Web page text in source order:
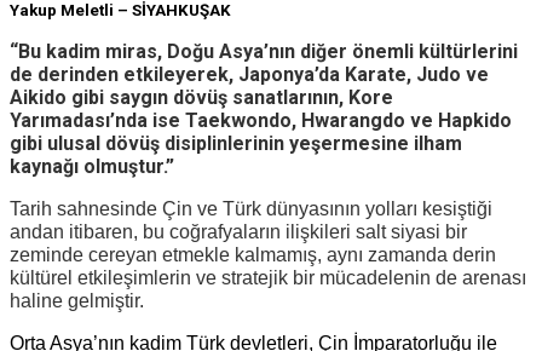
Yakup Meletli – SİYAHKUŞAK
“Bu kadim miras, Doğu Asya’nın diğer önemli kültürlerini
de derinden etkileyerek, Japonya’da Karate, Judo ve
Aikido gibi saygın dövüş sanatlarının, Kore
Yarımadası’nda ise Taekwondo, Hwarangdo ve Hapkido
gibi ulusal dövüş disiplinlerinin yeşermesine ilham
kaynağı olmuştur.”
Tarih sahnesinde Çin ve Türk dünyasının yolları kesiştiği
andan itibaren, bu coğrafyaların ilişkileri salt siyasi bir
zeminde cereyan etmekle kalmamış, aynı zamanda derin
kültürel etkileşimlerin ve stratejik bir mücadelenin de arenası
haline gelmiştir.
Orta Asya’nın kadim Türk devletleri, Çin İmparatorluğu ile